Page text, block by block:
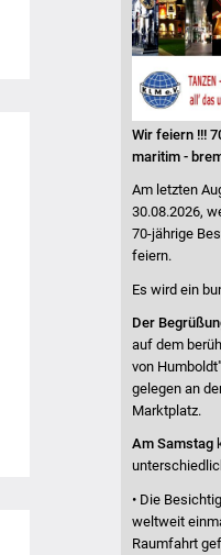
Wir feiern !!!
maritim -
Am letzten
30.08.2026,
70-jährige
feiern.
Es wird ein
Der
auf dem
von
gelegen an
Marktplatz.
Am Samstag
• Die
weltweit
Raumfahrt